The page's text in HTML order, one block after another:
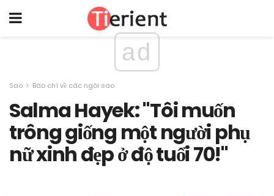
ad
Sao Báo chí về các ngôi sao
Salma Hayek: "Tôi muốn
trông giống một người phụ
nữ xinh đẹp ở độ tuổi 70!"